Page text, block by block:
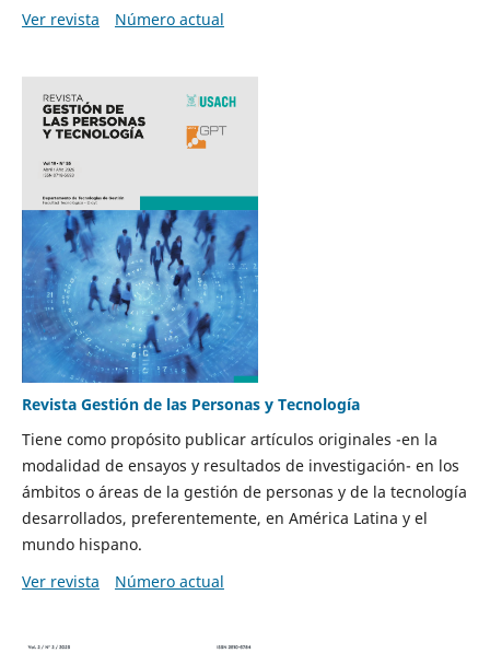
Ver revista
Número actual
Revista Gestión de las Personas y Tecnología
Tiene como propósito publicar artículos originales -en la
modalidad de ensayos y resultados de investigación- en los
ámbitos o áreas de la gestión de personas y de la tecnología
desarrollados, preferentemente, en América Latina y el
mundo hispano.
Ver revista
Número actual